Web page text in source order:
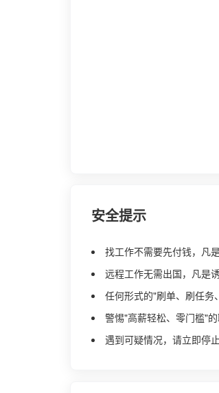
安全提示
找工作不需要先付钱，凡
远程工作无需出国，凡是
任何形式的"刷单、刷任务
警惕"高薪轻松、零门槛"
遇到可疑情况，请立即停